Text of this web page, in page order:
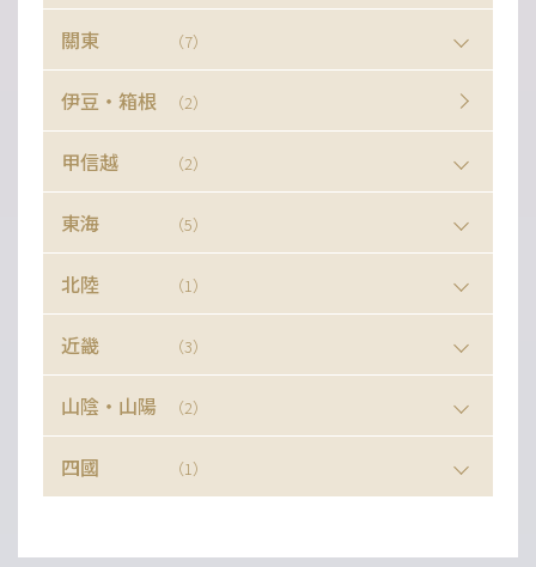
關東 （7）
伊豆・箱根 （2）
甲信越 （2）
東海 （5）
北陸 （1）
近畿 （3）
山陰・山陽 （2）
四國 （1）